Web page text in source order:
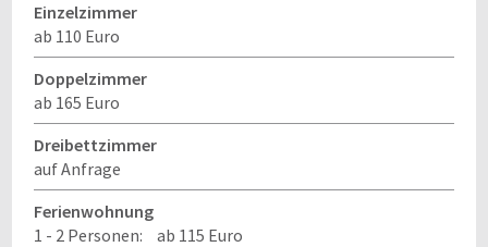
Einzelzimmer
ab 110 Euro
Doppelzimmer
ab 165 Euro
Dreibettzimmer
auf Anfrage
Ferienwohnung
1 - 2 Personen:
ab 115 Euro